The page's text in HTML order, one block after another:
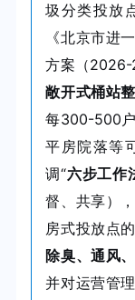
圾分类投放
《北京市进
方案（
敞开式桶站
每300-500户
平房院落等
调“六步工作
督、共享）
房式投放点的
除臭、通风
并对运营管